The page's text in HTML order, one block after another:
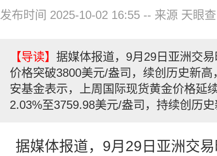
发布时间 2025-10-02 16:55 -- 来源 天眼查
【导读】 据媒体报道，9月29日亚洲交
价格突破3800美元/盎司，续创历史新
安基金表示，上周国际现货黄金价格延
2.03%至3759.98美元/盎司，持续创历
据媒体报道，9月29日亚洲交